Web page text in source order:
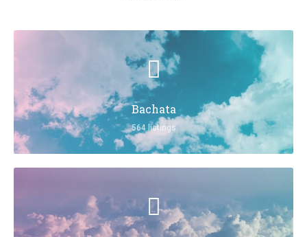
Bachata
564 listings